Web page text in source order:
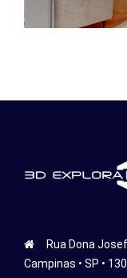
Rua Dona
Campinas • SP •